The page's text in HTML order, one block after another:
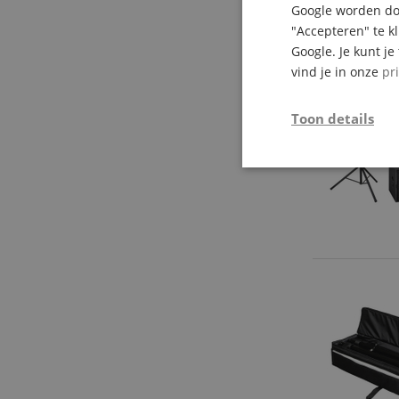
Google worden
"Accepteren" te
Google. Je kunt
vind je in onze
Toon details
Strikt
noodzakelijk
Strikt
Zonder strikt